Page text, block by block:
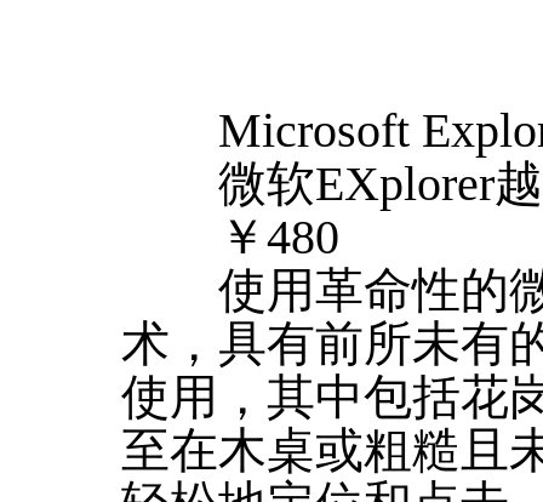
Microsoft
微软EXplorer越
￥480
使用革命性的微
术，具有前所未有
使用，其中包括花
至在木桌或粗糙且